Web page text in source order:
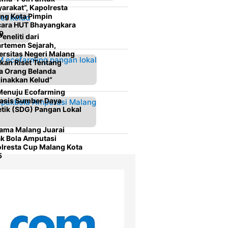
Kapolresta
Kota Pimpin
HUT Bhayangkara
dari
Sejarah,
Negeri Malang
Riset Tentang
Orang Belanda
Kelud”
Ecofarming
Sumber Daya
(SDG) Pangan Lokal
Malang Juarai
Bola Amputasi
Cup Malang Kota